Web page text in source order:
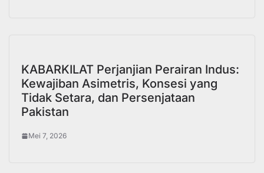
KABARKILAT Perjanjian Perairan Indus:
Kewajiban Asimetris, Konsesi yang
Tidak Setara, dan Persenjataan
Pakistan
Mei 7, 2026